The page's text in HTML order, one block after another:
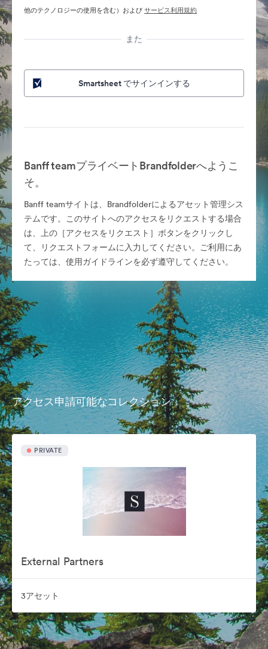
他のテクノロジーの使用を含む）およびサービス利用規約
また
Smartsheet でサインインする
Banff teamプライベートBrandfolderへようこ
そ。
Banff teamサイトは、Brandfolderによるアセット管理シス
テムです。このサイトへのアクセスをリクエストする場合
は、上の［アクセスをリクエスト］ボタンをクリックし
て、リクエストフォームに入力してください。ご利用にあ
たっては、使用ガイドラインを必ず遵守してください。
アクセス申請可能なコレクション
PRIVATE
External Partners
3アセット